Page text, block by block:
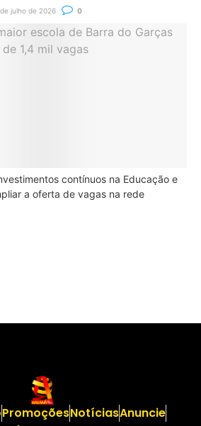
julho de 2026 0
contínuos na Educação e
a oferta de vagas na rede
PromoçõesNotíciasAnuncie